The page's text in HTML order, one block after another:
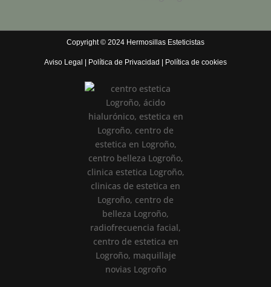
Copyright © 2024 Hermosillas Esteticistas
Aviso Legal Política de Privacidad Política de cookies